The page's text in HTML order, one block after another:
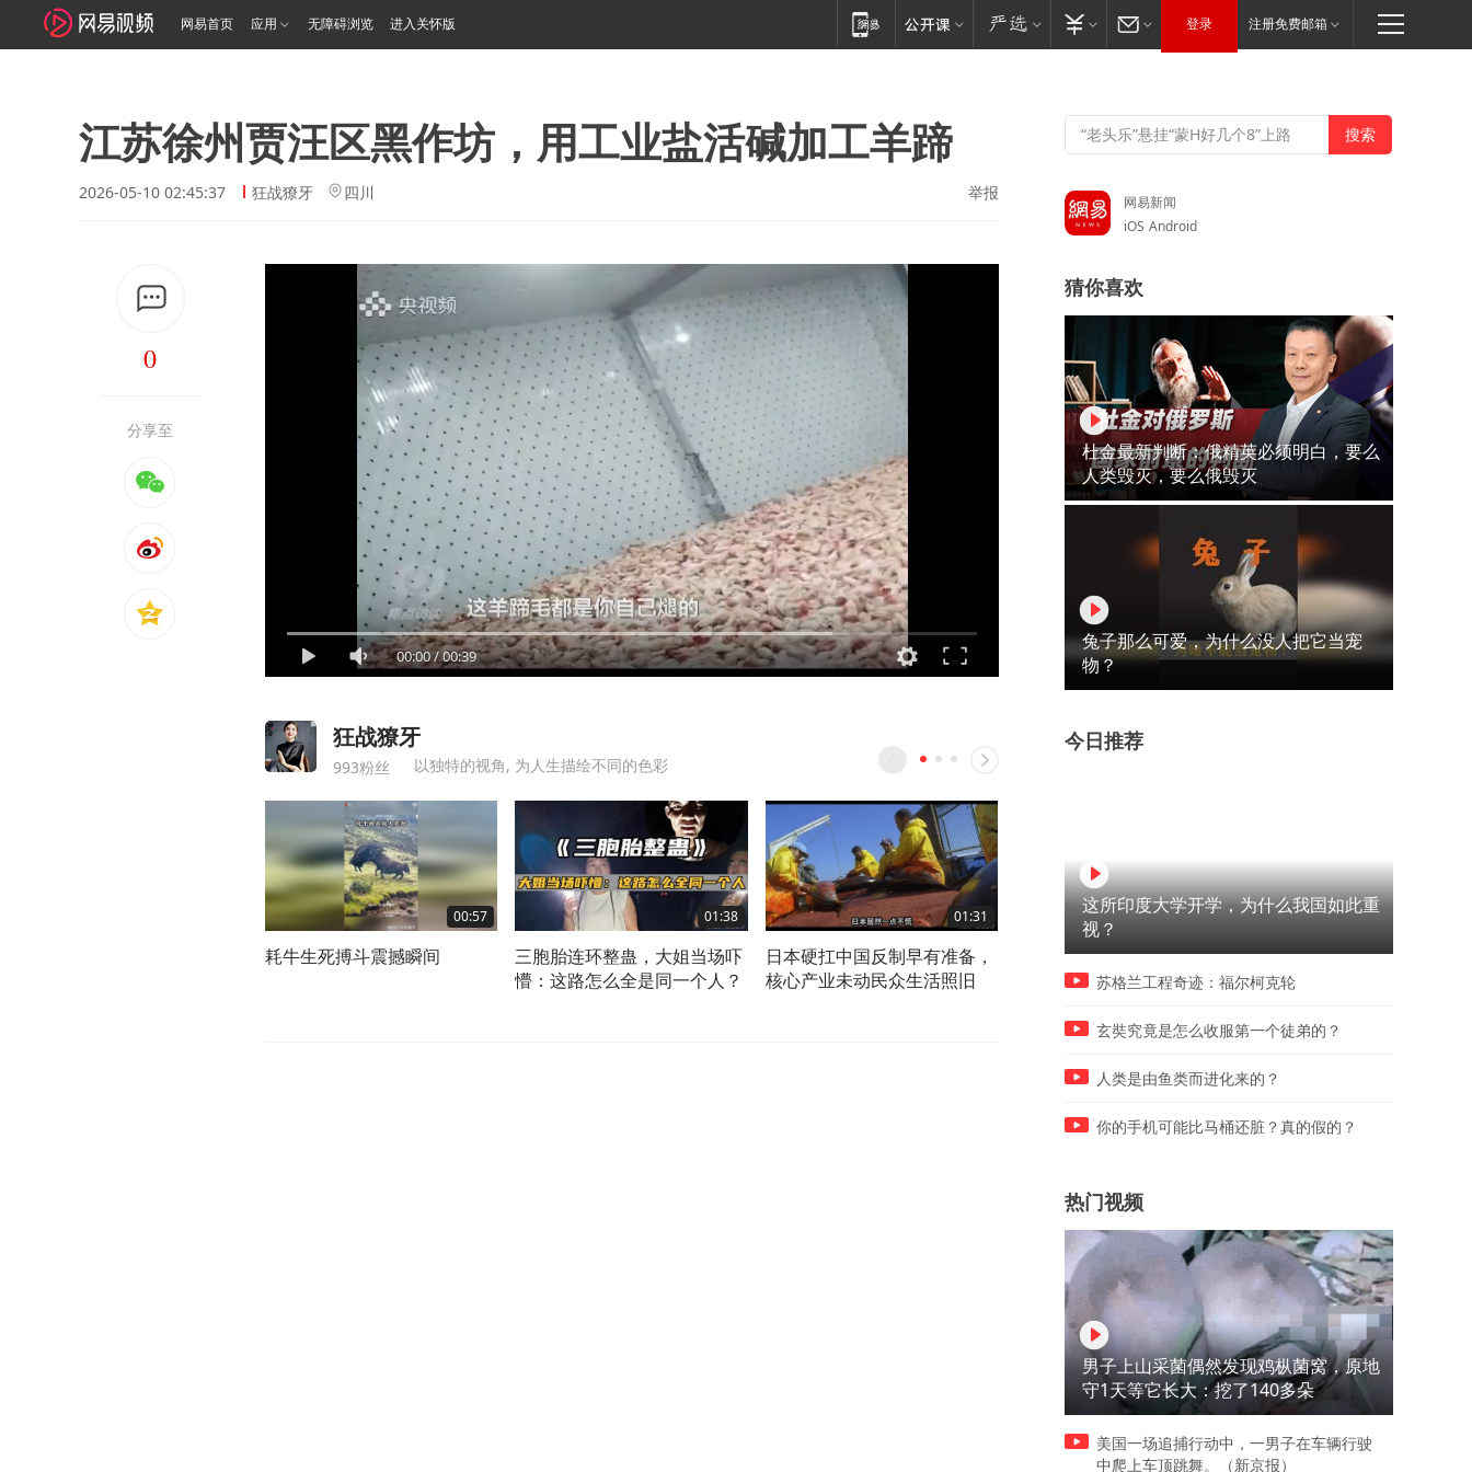
网易首页 应用 无障碍浏览 进入关怀版 登录 注册免费邮箱
江苏徐州贾汪区黑作坊，用工业盐活碱加工羊蹄
2026-05-10 02:45:37 狂战獠牙 四川 举报
0
分享至
00:00/00:39
狂战獠牙
993粉丝 以独特的视角, 为人生描绘不同的色彩
00:57
耗牛生死搏斗震撼瞬间
01:38
三胞胎连环整蛊，大姐当场吓
懵：这路怎么全是同一个人？
01:31
日本硬扛中国反制早有准备，
核心产业未动民众生活照旧
01:03
我防、我拦、我拉、我拽…滑
不溜丢，好无奈[赞][赞][赞]
8.4台媒 四川舰搭配攻击21无
人机，战力拉满！
网易新闻
iOS Android
猜你喜欢
杜金最新判断：俄精英必须明白，要么
人类毁灭，要么俄毁灭
兔子那么可爱，为什么没人把它当宠
物？
今日推荐
这所印度大学开学，为什么我国如此重
视？
苏格兰工程奇迹：福尔柯克轮
玄奘究竟是怎么收服第一个徒弟的？
人类是由鱼类而进化来的？
你的手机可能比马桶还脏？真的假的？
热门视频
男子上山采菌偶然发现鸡枞菌窝，原地
守1天等它长大：挖了140多朵
美国一场追捕行动中，一男子在车辆行驶
中爬上车顶跳舞。（新京报）